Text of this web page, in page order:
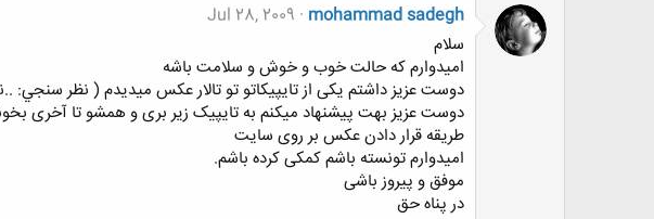
mohammad sadegh
Jul 28, 2009
سلام
امیدوارم که حالت خوب و خوش و سلامت باشه
دوست عزیز داشتم یکی از تایپیکاتو تو تالار عکس میدیدم ( نظر سنجي:
دوست عزیز بهت پیشنهاد میکنم به تایپیک زیر بری و همشو تا آخری
طریقه قرار دادن عکس بر روی سایت
امیدوارم تونسته باشم کمکی کرده باشم.
موفق و پیروز باشی
در پناه حق